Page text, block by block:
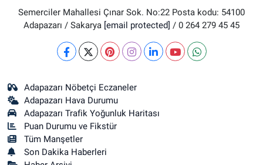
Semerciler Mahallesi Çınar Sok. No:22 Posta kodu: 54100
Adapazarı / Sakarya [email protected] / 0 264 279 45 45
Adapazarı Nöbetçi Eczaneler
Adapazarı Hava Durumu
Adapazarı Trafik Yoğunluk Haritası
Puan Durumu ve Fikstür
Tüm Manşetler
Son Dakika Haberleri